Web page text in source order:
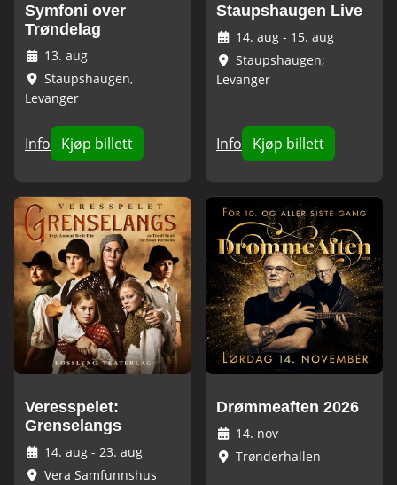
Symfoni over
Trøndelag
13. aug
Staupshaugen,
Levanger
Info Kjøp billett
Staupshaugen Live
14. aug - 15. aug
Staupshaugen;
Levanger
Info Kjøp billett
Veresspelet:
Grenselangs
14. aug - 23. aug
Vera Samfunnshus
Drømmeaften 2026
14. nov
Trønderhallen